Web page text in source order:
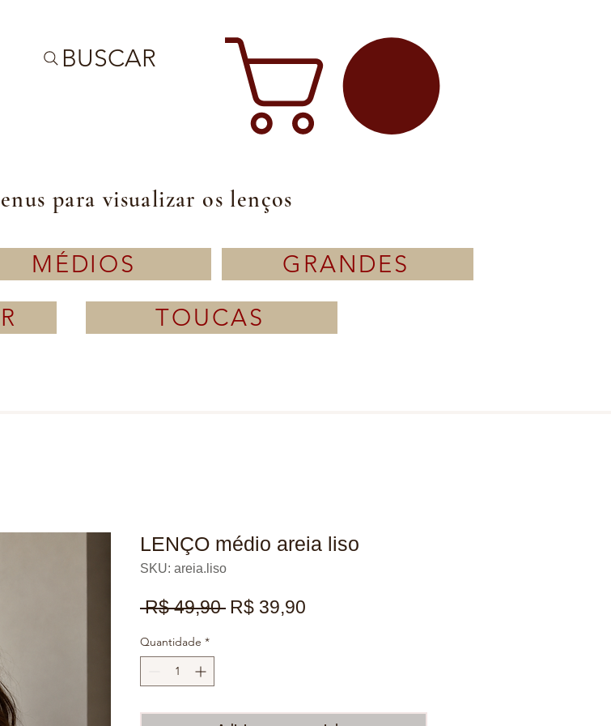
BUSCAR
para visualizar os lenços
MÉDIOS
GRANDES
TOUCAS
LENÇO médio areia liso
SKU: areia.liso
R$ 49,90 Preço
R$ 39,90
Quantidade *